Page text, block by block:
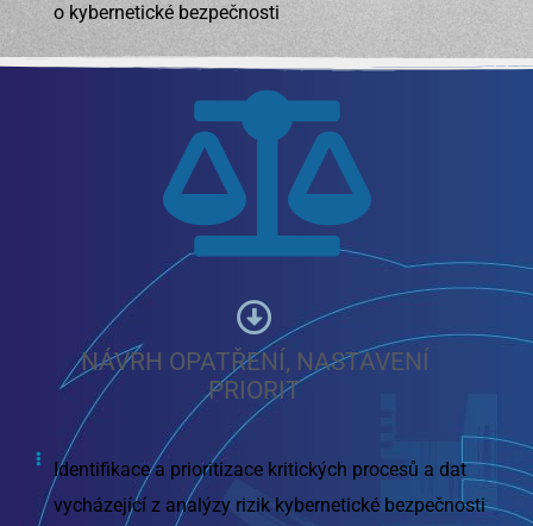
o kybernetické bezpečnosti
NÁVRH OPATŘENÍ, NASTAVENÍ
PRIORIT
Identifikace a prioritizace kritických procesů a dat
vycházející z analýzy rizik kybernetické bezpečnosti